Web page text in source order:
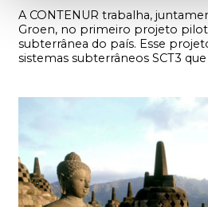
A CONTENUR trabalha,
Groen, no primeiro projeto
subterrânea do país. Esse
sistemas subterrâneos SCT3 que